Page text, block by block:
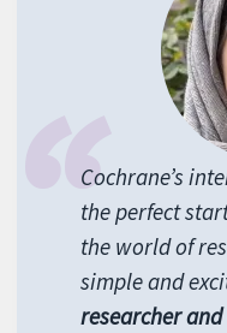
Cochrane’s
the perfect
the world of
simple and
researcher